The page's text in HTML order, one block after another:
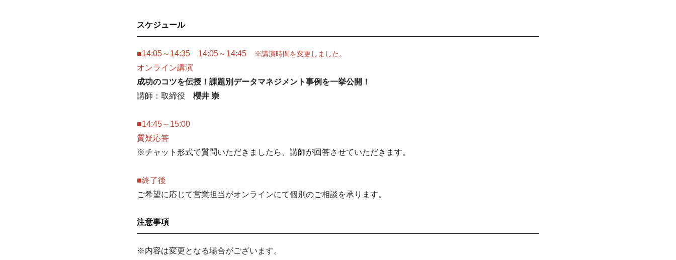
スケジュール
■14:05～14:35 14:05～14:45 ※講演時間を変更しました。
オンライン講演
成功のコツを伝授！課題別データマネジメント事例を一挙公開！
講師：取締役 櫻井 崇
■14:45～15:00
質疑応答
※チャット形式で質問いただきましたら、講師が回答させていただきます。
■終了後
ご希望に応じて営業担当がオンラインにて個別のご相談を承ります。
注意事項
※内容は変更となる場合がございます。